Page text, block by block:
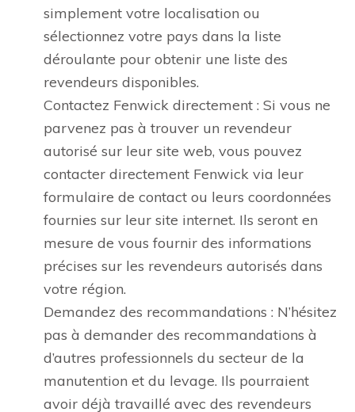
simplement votre localisation ou
sélectionnez votre pays dans la liste
déroulante pour obtenir une liste des
revendeurs disponibles.
Contactez Fenwick directement : Si vous ne
parvenez pas à trouver un revendeur
autorisé sur leur site web, vous pouvez
contacter directement Fenwick via leur
formulaire de contact ou leurs coordonnées
fournies sur leur site internet. Ils seront en
mesure de vous fournir des informations
précises sur les revendeurs autorisés dans
votre région.
Demandez des recommandations : N’hésitez
pas à demander des recommandations à
d’autres professionnels du secteur de la
manutention et du levage. Ils pourraient
avoir déjà travaillé avec des revendeurs